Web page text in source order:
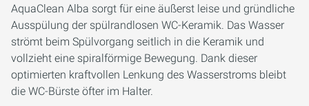
AquaClean Alba sorgt für eine äußerst leise und gründliche
Ausspülung der spülrandlosen WC-Keramik. Das Wasser
strömt beim Spülvorgang seitlich in die Keramik und
vollzieht eine spiralförmige Bewegung. Dank dieser
optimierten kraftvollen Lenkung des Wasserstroms bleibt
die WC-Bürste öfter im Halter.